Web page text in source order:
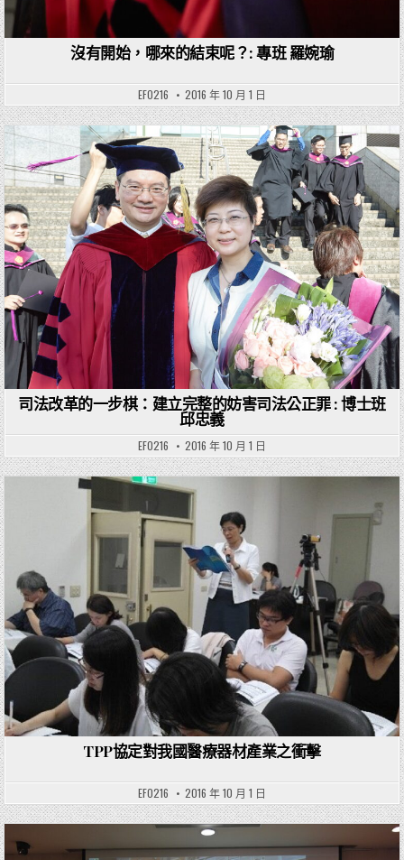
沒有開始，哪來的結束呢？: 專班 羅婉瑜
EF0216 2016 年 10 月 1 日
Posted in
司法改革的一步棋：建立完整的妨害司法公正罪 : 博士班
邱忠義
EF0216 2016 年 10 月 1 日
Posted in
TPP協定對我國醫療器材產業之衝擊
EF0216 2016 年 10 月 1 日